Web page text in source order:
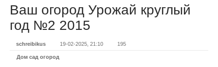
Ваш огород Урожай круглый
год №2 2015
schreibikus 19-02-2025, 21:10 195
Дом сад огород